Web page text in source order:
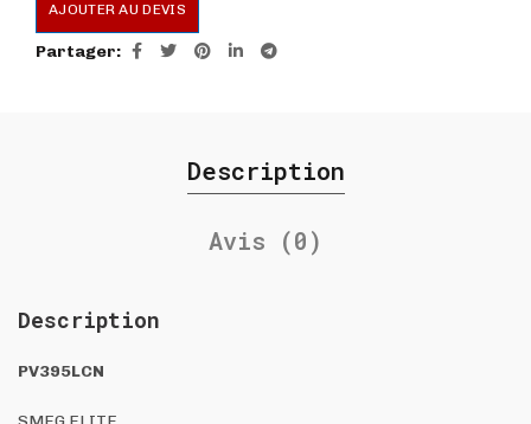
AJOUTER AU DEVIS
Partager
Description
Avis (0)
Description
PV395LCN